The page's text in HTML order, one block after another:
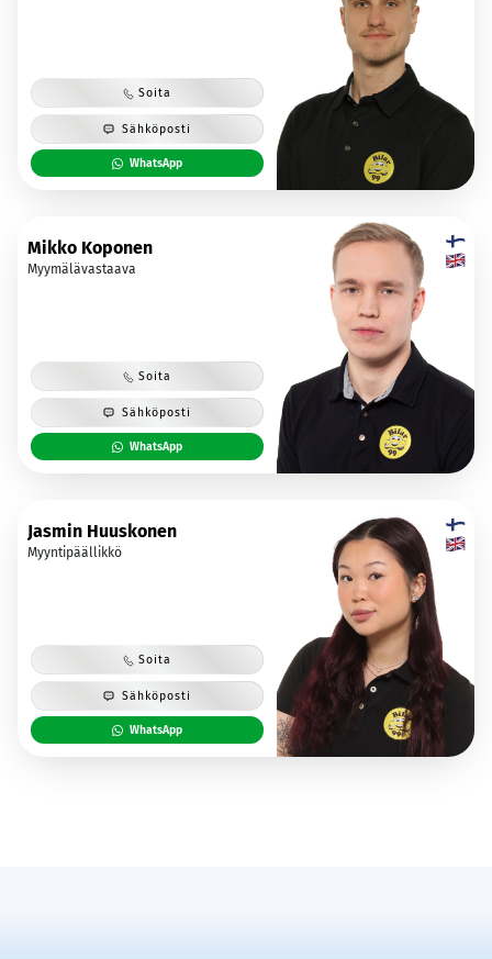
Soita
Sähköposti
WhatsApp
Mikko Koponen
Myymälävastaava
Soita
Sähköposti
WhatsApp
Jasmin Huuskonen
Myyntipäällikkö
Soita
Sähköposti
WhatsApp